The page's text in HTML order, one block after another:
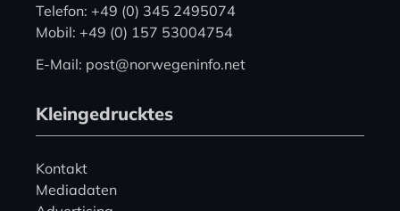
Telefon: +49 (0) 345 2495074
Mobil: +49 (0) 157 53004754
E-Mail: post@norwegeninfo.net
Kleingedrucktes
Kontakt
Mediadaten